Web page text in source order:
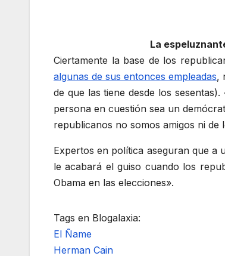
La
Ciertamente la base de los
algunas de sus entonces empleadas,
de que las tiene desde los
persona en cuestión sea un
republicanos no somos amigos ni de
Expertos en política aseguran que a
le acabará el guiso cuando los
Obama en las elecciones».
Tags en Blogalaxia:
El Ñame
Herman Cain